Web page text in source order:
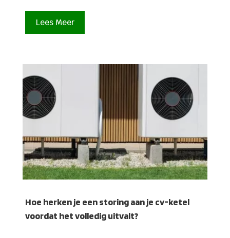
Lees Meer
Hoe herken je een storing aan je cv-ketel
voordat het volledig uitvalt?